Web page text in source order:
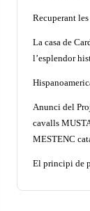
Recuperant
La casa de
l’esplendor
Anunci del
cavalls
MESTENC
El principi de